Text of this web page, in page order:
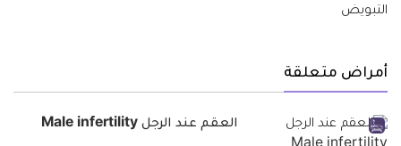
أمراض متعلقة
العقم عند الرجل Male infertility